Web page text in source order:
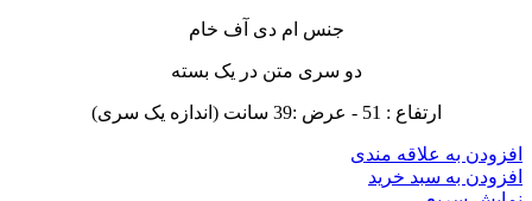
جنس ام دی آف خام
دو سری متن در یک بسته
ارتفاع : 51 - عرض :39 سانت (اندازه یک سری)
افزودن به علاقه مندی
افزودن به سبد خرید